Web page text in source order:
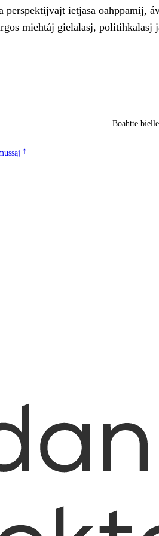
ietjasa oahppamij,
miehtáj gielalasj, politihkalasj
Boahtte bielle